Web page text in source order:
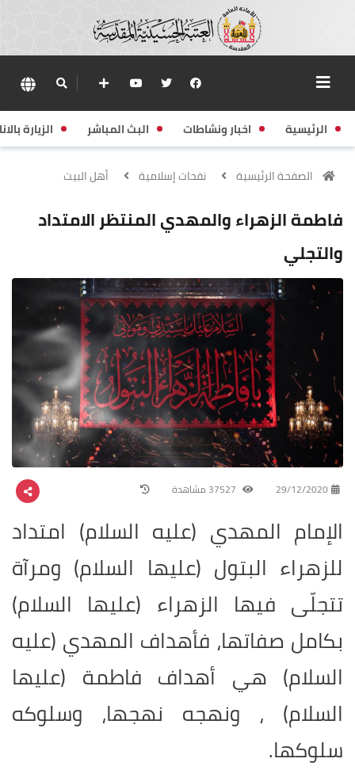
الرئيسية اخبار ونشاطات البث المباشر الزيارة
الصفحة الرئيسية نفحات إسلامية أهل البيت
فاطمة الزهراء والمهدي المنتظر الامتداد
والتجلي
29/12/2020
الإمام المهدي (عليه السلام) امتداد
للزهراء البتول (عليها السلام) ومرآة
تتجلّى فيها الزهراء (عليها السلام)
بكامل صفاتها، فأهداف المهدي (عليه
السلام) هي أهداف فاطمة (عليها
السلام) ، ونهجه نهجها، وسلوكه
سلوكها.